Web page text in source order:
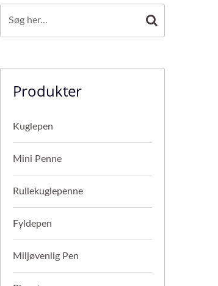
Produkter
Kuglepen
Mini Penne
Rullekuglepenne
Fyldepen
Miljøvenlig Pen